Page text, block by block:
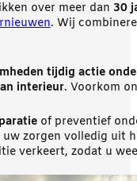
over meer dan 30
. Wij
tijdig actie
interieur. Voorkom
of preventief
uw zorgen volledig uit
verkeert, zodat u